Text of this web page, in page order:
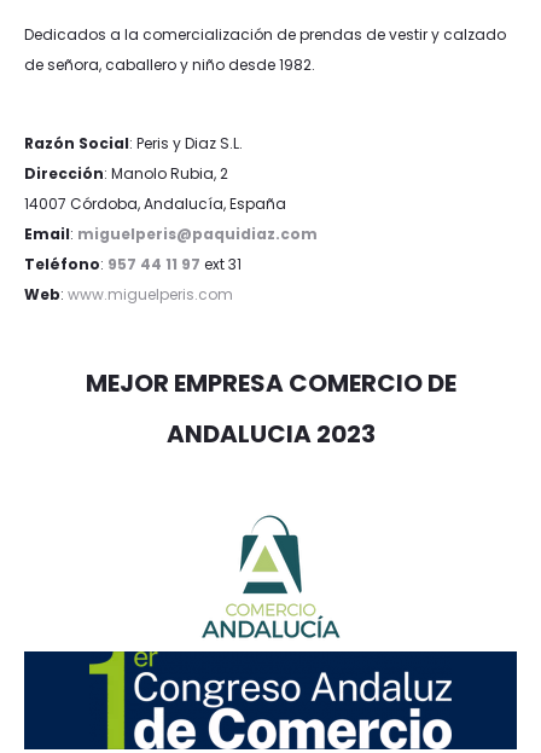
Dedicados a la comercialización de prendas de vestir y calzado
de señora, caballero y niño desde 1982.
Razón Social: Peris y Diaz S.L.
Dirección: Manolo Rubia, 2
14007 Córdoba, Andalucía, España
Email: miguelperis@paquidiaz.com
Teléfono: 957 44 11 97 ext 31
Web: www.miguelperis.com
MEJOR EMPRESA COMERCIO DE
ANDALUCIA 2023